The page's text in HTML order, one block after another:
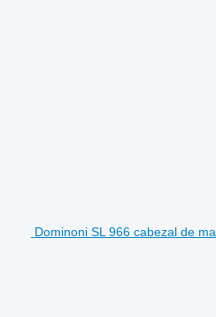
Dominoni SL 966 cabezal de